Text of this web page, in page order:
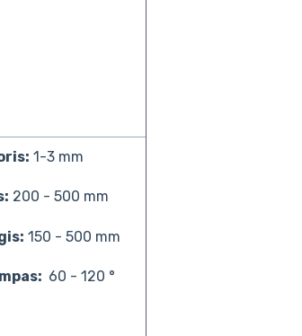
1-3 mm
200 - 500 mm
150 - 500 mm
60 - 120 °